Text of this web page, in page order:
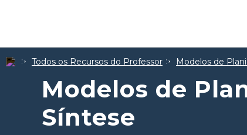
Todos os Recursos do Professor Modelos de
Modelos de
Síntese